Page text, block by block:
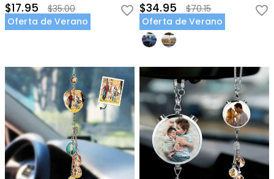
$17.95
$35.00
Oferta de Verano
$34.95
$70.15
Oferta de Verano